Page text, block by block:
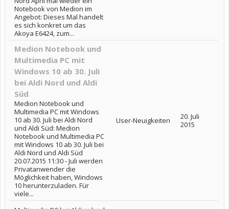
Notebook von Medion im
Angebot: Dieses Mal handelt
es sich konkret um das
Akoya E6424, zum...
Medion Notebook und
Multimedia PC mit
Windows 10 ab 30. Juli
bei Aldi Nord und Aldi
Süd
Medion Notebook und
Multimedia PC mit Windows
10 ab 30. Juli bei Aldi Nord
und Aldi Süd: Medion
Notebook und Multimedia PC
mit Windows 10 ab 30. Juli bei
Aldi Nord und Aldi Süd
20.07.2015 11:30 - Juli werden
Privatanwender die
Möglichkeit haben, Windows
10 herunterzuladen. Für
viele...
User-Neuigkeiten
20. Juli
2015